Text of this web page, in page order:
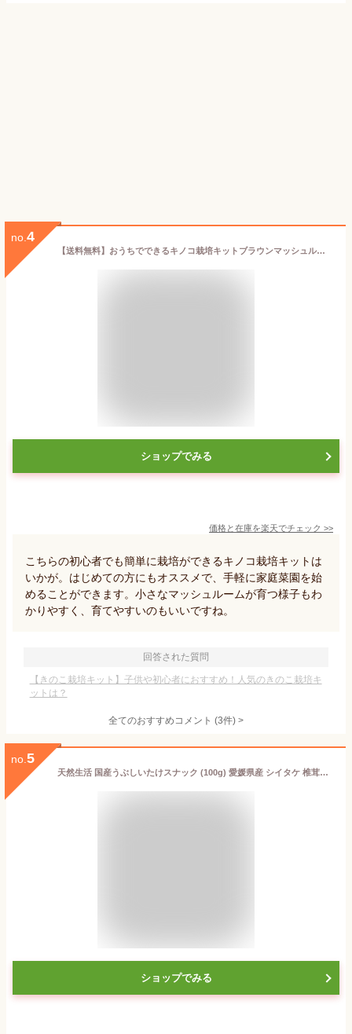
no. 4
【送料無料】おうちでできるキノコ栽培キットブラウンマッシュルーム 【野菜の苗 1／1個売り】キノコ きのこ 茸 マッシュルーム 菌床 赤玉土 栽培セット
ショップでみる
価格と在庫を楽天でチェック >>
こちらの初心者でも簡単に栽培ができるキノコ栽培キットは
いかが。はじめての方にもオススメで、手軽に家庭菜園を始
めることができます。小さなマッシュルームが育つ様子もわ
かりやすく、育てやすいのもいいですね。
回答された質問
【きのこ栽培キット】子供や初心者におすすめ！人気のきのこ栽培キ
ットは？
全てのおすすめコメント (3件) >
no. 5
天然生活 国産うぶしいたけスナック (100g) 愛媛県産 シイタケ 椎茸チップス 野菜チップス おやつ おつまみ スナック ヘルシーおやつ サステナブル しいたけスナック食物繊維 サクサクそのまま食べる
ショップでみる